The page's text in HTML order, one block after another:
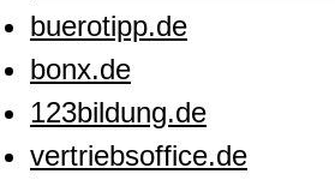
buerotipp.de
bonx.de
123bildung.de
vertriebsoffice.de